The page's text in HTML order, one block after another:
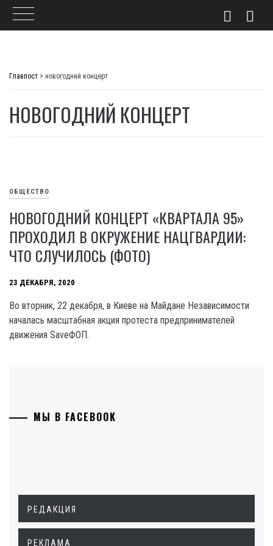
Главпост > новогодний концерт
НОВОГОДНИЙ КОНЦЕРТ
ОБЩЕСТВО
НОВОГОДНИЙ КОНЦЕРТ «КВАРТАЛА 95»
ПРОХОДИЛ В ОКРУЖЕНИЕ НАЦГВАРДИИ:
ЧТО СЛУЧИЛОСЬ (ФОТО)
23 ДЕКАБРЯ, 2020
Во вторник, 22 декабря, в Киеве на Майдане Независимости
началась масштабная акция протеста предпринимателей
движения SaveФОП.
МЫ В FACEBOOK
РЕДАКЦИЯ
РЕКЛАМА